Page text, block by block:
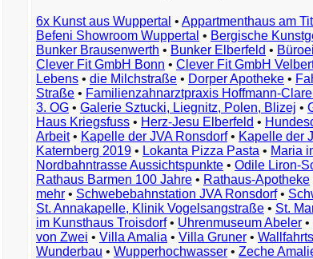
6x Kunst aus Wuppertal • Appartmenthaus am
Befeni Showroom Wuppertal • Bergische
Bunker Brausenwerth • Bunker Elberfeld •
Clever Fit GmbH Bonn • Clever Fit GmbH
Lebens • die Milchstraße • Dorper Apotheke •
Straße • Familienzahnarztpraxis Hoffmann-
3. OG • Galerie Sztucki, Liegnitz, Polen, Blizej •
Haus Kriegsfuss • Herz-Jesu Elberfeld •
Arbeit• Kapelle der JVA Ronsdorf• Kapelle der
Katernberg 2019 • Lokanta Pizza Pasta • Maria
Nordbahntrasse Aussichtspunkte • Odile Liron-
Rathaus Barmen 100 Jahre • Rathaus-Apotheke
mehr • Schwebebahnstation JVA Ronsdorf•
St. Annakapelle, Klinik Vogelsangstraße • St.
im Kunsthaus Troisdorf• Uhrenmuseum Abeler •
von Zwei • Villa Amalia • Villa Gruner •
Wunderbau • Wupperhochwasser • Zeche